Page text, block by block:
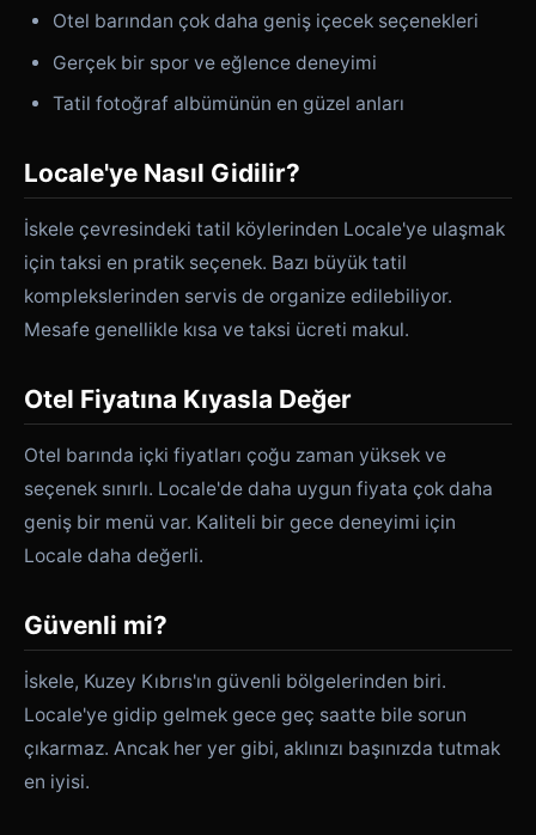
Otel barından çok daha geniş içecek seçenekleri
Gerçek bir spor ve eğlence deneyimi
Tatil fotoğraf albümünün en güzel anları
Locale'ye Nasıl Gidilir?
İskele çevresindeki tatil köylerinden Locale'ye ulaşmak
için taksi en pratik seçenek. Bazı büyük tatil
komplekslerinden servis de organize edilebiliyor.
Mesafe genellikle kısa ve taksi ücreti makul.
Otel Fiyatına Kıyasla Değer
Otel barında içki fiyatları çoğu zaman yüksek ve
seçenek sınırlı. Locale'de daha uygun fiyata çok daha
geniş bir menü var. Kaliteli bir gece deneyimi için
Locale daha değerli.
Güvenli mi?
İskele, Kuzey Kıbrıs'ın güvenli bölgelerinden biri.
Locale'ye gidip gelmek gece geç saatte bile sorun
çıkarmaz. Ancak her yer gibi, aklınızı başınızda tutmak
en iyisi.